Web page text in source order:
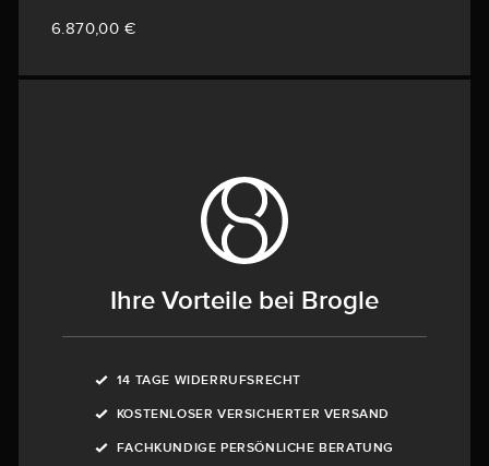
6.870,00 €
Ihre Vorteile bei Brogle
14 TAGE WIDERRUFSRECHT
KOSTENLOSER VERSICHERTER VERSAND
FACHKUNDIGE PERSÖNLICHE BERATUNG